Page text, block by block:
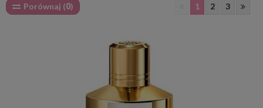
Porównaj (0) 1 2 3